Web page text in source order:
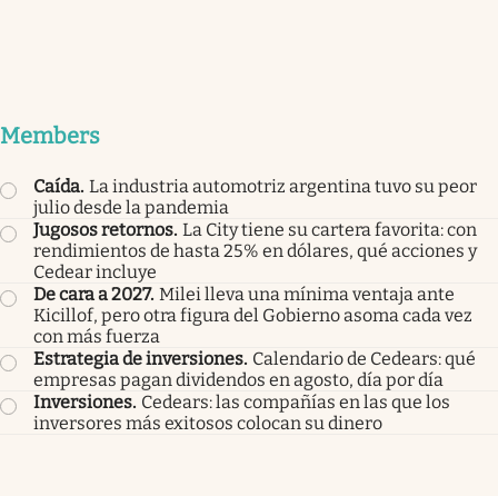
Members
Caída. La industria automotriz argentina tuvo su peor
julio desde la pandemia
Jugosos retornos. La City tiene su cartera favorita: con
rendimientos de hasta 25% en dólares, qué acciones y
Cedear incluye
De cara a 2027. Milei lleva una mínima ventaja ante
Kicillof, pero otra figura del Gobierno asoma cada vez
con más fuerza
Estrategia de inversiones. Calendario de Cedears: qué
empresas pagan dividendos en agosto, día por día
Inversiones. Cedears: las compañías en las que los
inversores más exitosos colocan su dinero